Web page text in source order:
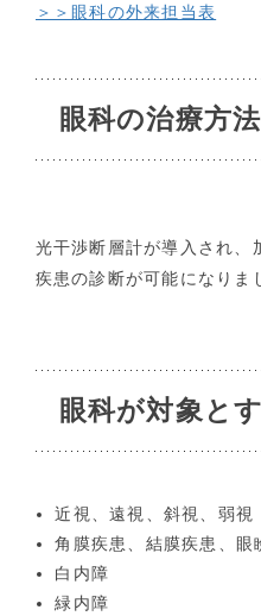
診療情報提供（カルテ開示）
よくあるご質問
研究情報の公開（オプトアウト）
各種受付時間
後発医薬品およびバイオ後続
＞＞眼科の外来担当表
眼科の治療方法
光干渉断層計が導入され、
疾患の診断が可能になりま
眼科が対象と
近視、遠視、斜視、弱視
角膜疾患、結膜疾患、眼
白内障
緑内障